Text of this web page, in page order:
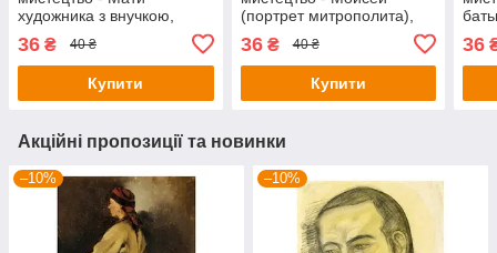
художника з внучкою,
36 ₴ 40 ₴
Купити
(портрет митрополита),
36₴ 40 ₴
Купити
36
Акційні пропозиції та новинки
–10% –10%